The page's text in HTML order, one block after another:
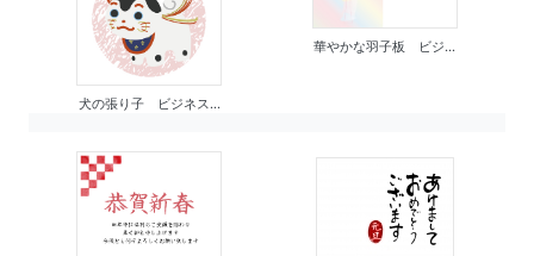
犬の張り子 ビジネス...
華やかな羽子板 ビジ...